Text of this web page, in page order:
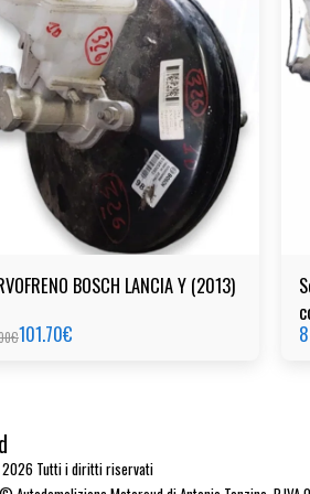
BOSCH LANCIA Y (2013)
€101.70€
Tutti i diritti riservati